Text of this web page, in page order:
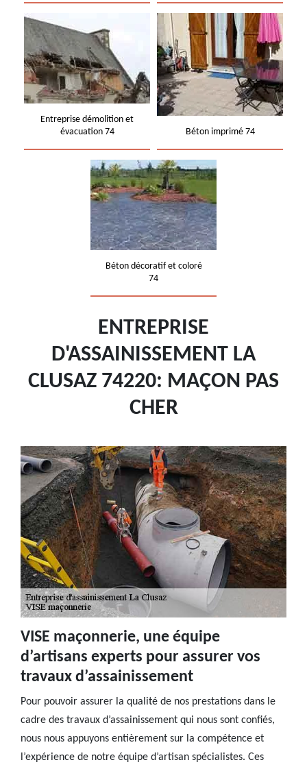
Entreprise démolition et
évacuation 74
Béton imprimé 74
Béton décoratif et coloré
74
ENTREPRISE
D'ASSAINISSEMENT LA
CLUSAZ 74220: MAÇON PAS
CHER
VISE maçonnerie, une équipe
d’artisans experts pour assurer vos
travaux d’assainissement
Pour pouvoir assurer la qualité de nos prestations dans le
cadre des travaux d’assainissement qui nous sont confiés,
nous nous appuyons entièrement sur la compétence et
l’expérience de notre équipe d’artisan spécialistes. Ces